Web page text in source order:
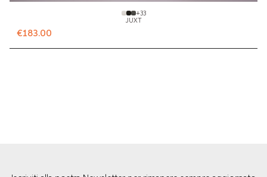
JUXT
€183.00
+33